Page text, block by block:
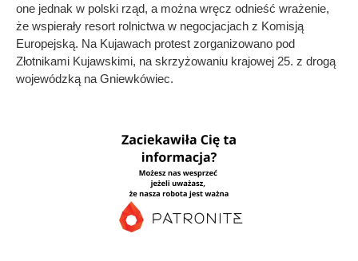
one jednak w polski rząd, a można wręcz odnieść wrażenie,
że wspierały resort rolnictwa w negocjacjach z Komisją
Europejską. Na Kujawach protest zorganizowano pod
Złotnikami Kujawskimi, na skrzyżowaniu krajowej 25. z drogą
wojewódzką na Gniewkówiec.